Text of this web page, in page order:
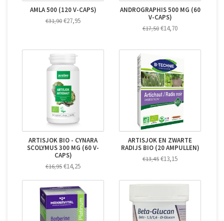
AMLA 500 (120 V-CAPS)
€31,90 €27,95
ANDROGRAPHIS 500 MG (60
V-CAPS)
€17,50 €14,70
ARTISJOK BIO - CYNARA
SCOLYMUS 300 MG (60 V-
CAPS)
€16,95 €14,25
ARTISJOK EN ZWARTE
RADIJS BIO (20 AMPULLEN)
€13,45 €13,15